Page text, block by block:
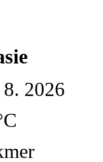
8. 2026